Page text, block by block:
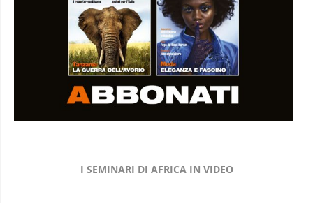
I SEMINARI DI AFRICA IN VIDEO